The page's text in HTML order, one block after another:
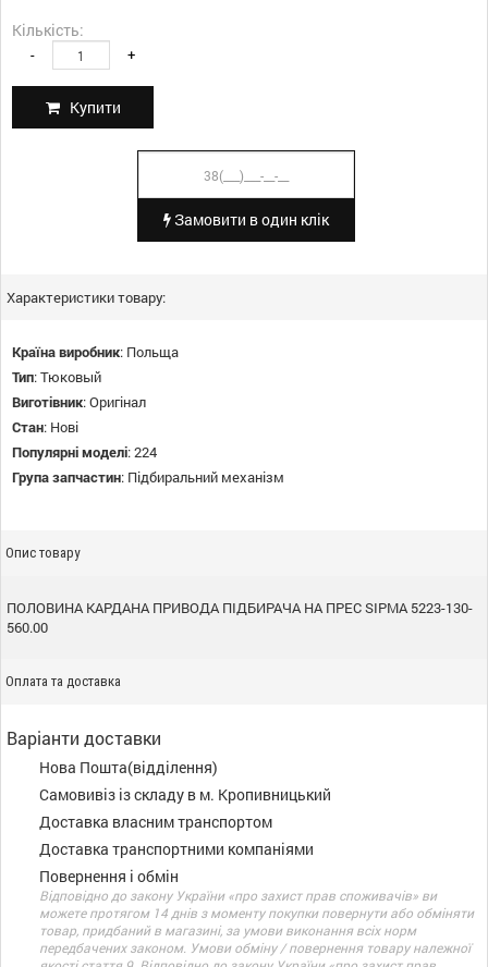
Кількість:
- +
Купити
Замовити в один клік
Характеристики товару:
Країна виробник: Польща
Тип:Тюковый
Виготівник:Оригінал
Стан: Нові
Популярні моделі:224
Група запчастин: Підбиральний механізм
Опис товару
ПОЛОВИНА КАРДАНА ПРИВОДА ПІДБИРАЧА НА ПРЕС SIPMA 5223-130-
560.00
Оплата та доставка
Варіанти доставки
Нова Пошта(відділення)
Самовивіз із складу в м. Кропивницький
Доставка власним транспортом
Доставка транспортними компаніями
Повернення і обмін
Відповідно до закону України «про захист прав споживачів» ви
можете протягом 14 днів з моменту покупки повернути або обміняти
товар, придбаний в магазині, за умови виконання всіх норм
передбачених законом. Умови обміну / повернення товару належної